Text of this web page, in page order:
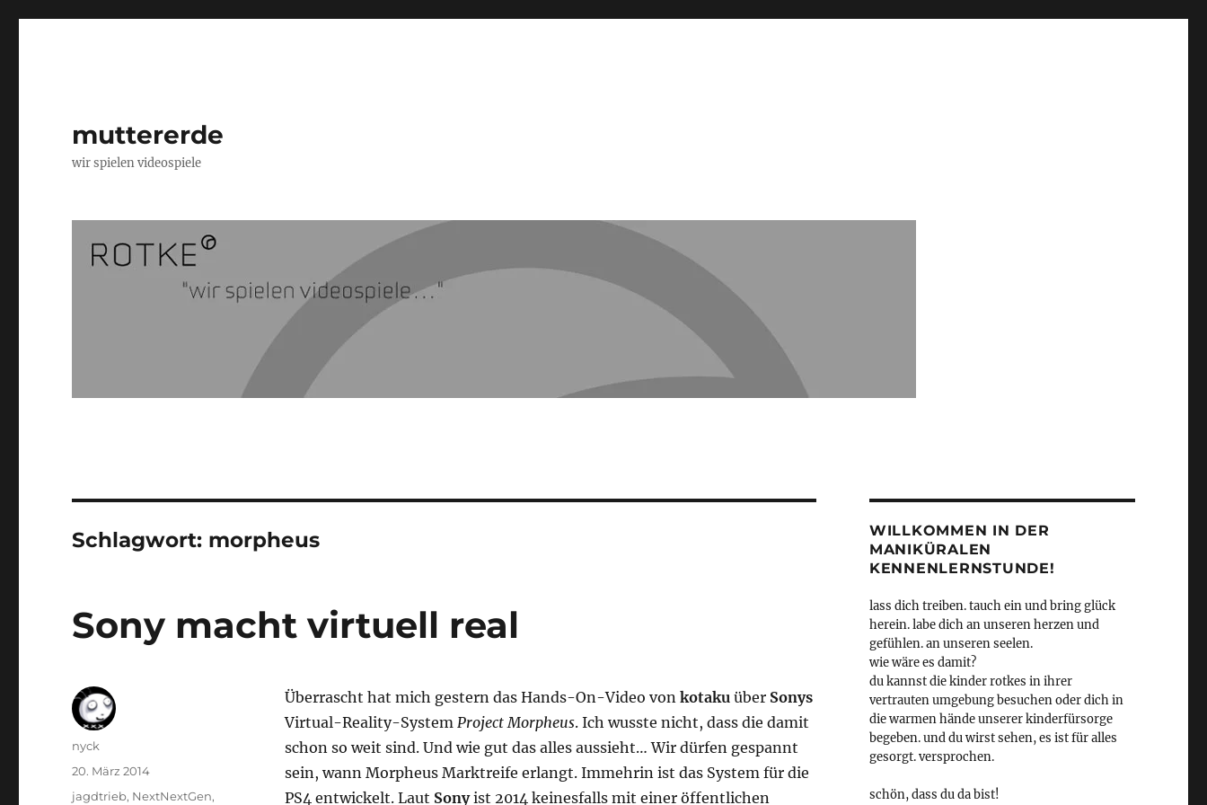
muttererde
wir spielen videospiele
Schlagwort: morpheus
Sony macht virtuell real
Überrascht hat mich gestern das Hands-On-Video von kotaku über Sonys
Virtual-Reality-System Project Morpheus. Ich wusste nicht, dass die damit
schon so weit sind. Und wie gut das alles aussieht… Wir dürfen gespannt
sein, wann Morpheus Marktreife erlangt. Immehrin ist das System für die
PS4 entwickelt. Laut Sonyist 2014 keinesfalls mit einer öffentlichen
Autor
nyck
Veröffentlicht
am
20. März 2014
Kategorien
jagdtrieb, NextNextGen,
WILLKOMMEN IN DER
MANIKÜRALEN
KENNENLERNSTUNDE!
lass dich treiben. tauch ein und bring glück
herein. labe dich an unseren herzen und
gefühlen. an unseren seelen.
wie wäre es damit?
du kannst die kinder rotkes in ihrer
vertrauten umgebung besuchen oder dich in
die warmen hände unserer kinderfürsorge
begeben. und du wirst sehen, es ist für alles
gesorgt. versprochen.
schön, dass du da bist!